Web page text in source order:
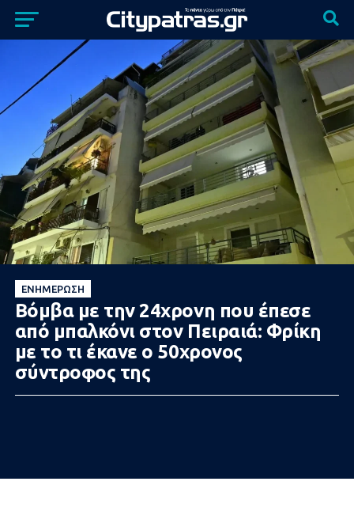
ΕΝΗΜΈΡΩΣΗ
Βόμβα με την 24χρονη που έπεσε
από μπαλκόνι στον Πειραιά: Φρίκη
με το τι έκανε ο 50χρονος
σύντροφος της